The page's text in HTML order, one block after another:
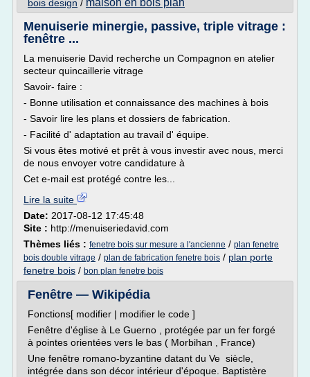
bois design / maison en bois plan
Menuiserie minergie, passive, triple vitrage :
fenêtre ...
La menuiserie David recherche un Compagnon en atelier
secteur quincaillerie vitrage
Savoir- faire :
- Bonne utilisation et connaissance des machines à bois
- Savoir lire les plans et dossiers de fabrication.
- Facilité d' adaptation au travail d' équipe.
Si vous êtes motivé et prêt à vous investir avec nous, merci
de nous envoyer votre candidature à
Cet e-mail est protégé contre les...
Lire la suite
Date: 2017-08-12 17:45:48
Site : http://menuiseriedavid.com
Thèmes liés : fenetre bois sur mesure a l'ancienne / plan fenetre
bois double vitrage / plan de fabrication fenetre bois / plan porte
fenetre bois / bon plan fenetre bois
Fenêtre — Wikipédia
Fonctions[ modifier | modifier le code ]
Fenêtre d'église à Le Guerno , protégée par un fer forgé
à pointes orientées vers le bas ( Morbihan , France)
Une fenêtre romano-byzantine datant du Ve siècle,
intégrée dans son décor intérieur d'époque. Baptistère